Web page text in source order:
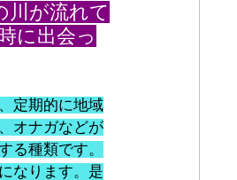
川が流れて
に出会っ
定期的に地域
オナガなどが
る種類です。
なります。是